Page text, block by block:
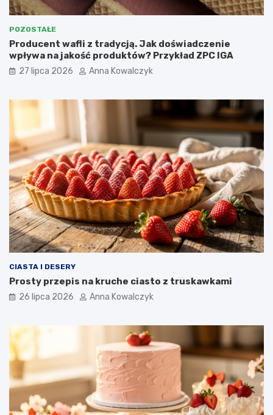
POZOSTAŁE
Producent wafli z tradycją. Jak doświadczenie
wpływa na jakość produktów? Przykład ZPC IGA
27 lipca 2026 Anna Kowalczyk
CIASTA I DESERY
Prosty przepis na kruche ciasto z truskawkami
26 lipca 2026 Anna Kowalczyk